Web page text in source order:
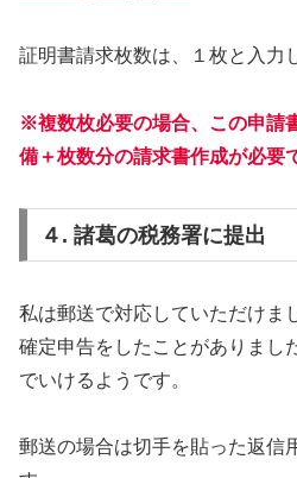
証明書請求枚数は、１枚と入力
※複数枚必要の場合、この申請
備＋枚数分の請求書作成が必要
４. 諸葛の税務署に提出
私は郵送で対応していただけま
確定申告をしたことがありまし
でいけるようです。
郵送の場合は切手を貼った返信